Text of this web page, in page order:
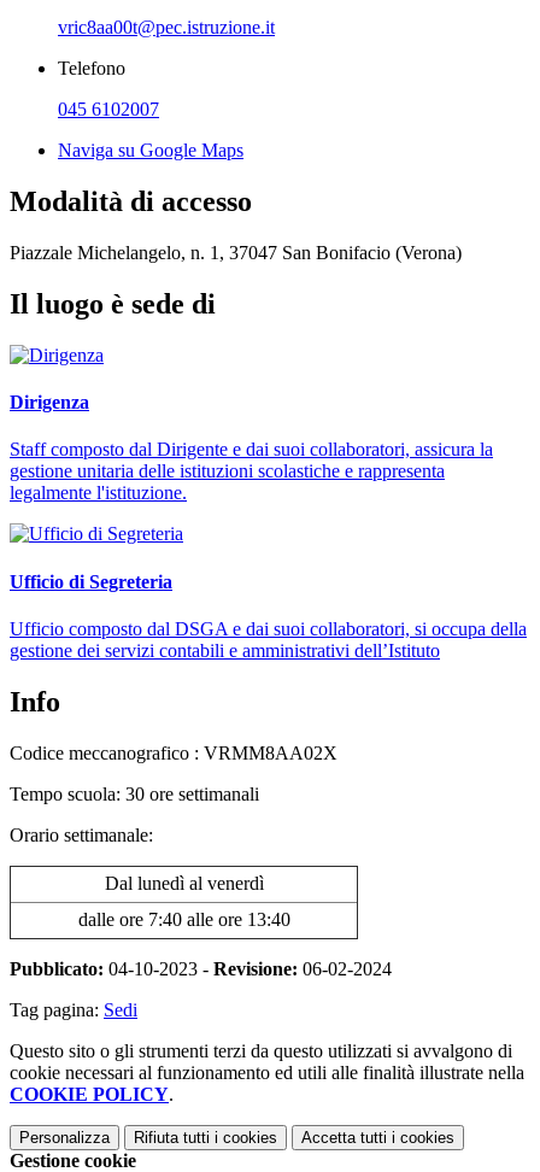
vric8aa00t@pec.istruzione.it
Telefono
045 6102007
Naviga su Google Maps
Modalità di accesso
Piazzale Michelangelo, n. 1, 37047 San Bonifacio (Verona)
Il luogo è sede di
Dirigenza
Staff composto dal Dirigente e dai suoi collaboratori, assicura la
gestione unitaria delle istituzioni scolastiche e rappresenta
legalmente l'istituzione.
Ufficio di Segreteria
Ufficio composto dal DSGA e dai suoi collaboratori, si occupa della
gestione dei servizi contabili e amministrativi dell’Istituto
Info
Codice meccanografico : VRMM8AA02X
Tempo scuola: 30 ore settimanali
Orario settimanale:
Dal lunedì al venerdì
dalle ore 7:40 alle ore 13:40
Pubblicato: 04-10-2023 - Revisione: 06-02-2024
Tag pagina: Sedi
Questo sito o gli strumenti terzi da questo utilizzati si avvalgono di
cookie necessari al funzionamento ed utili alle finalità illustrate nella
COOKIE POLICY.
Personalizza Rifiuta tutti i cookies Accetta tutti i cookies
Gestione cookie